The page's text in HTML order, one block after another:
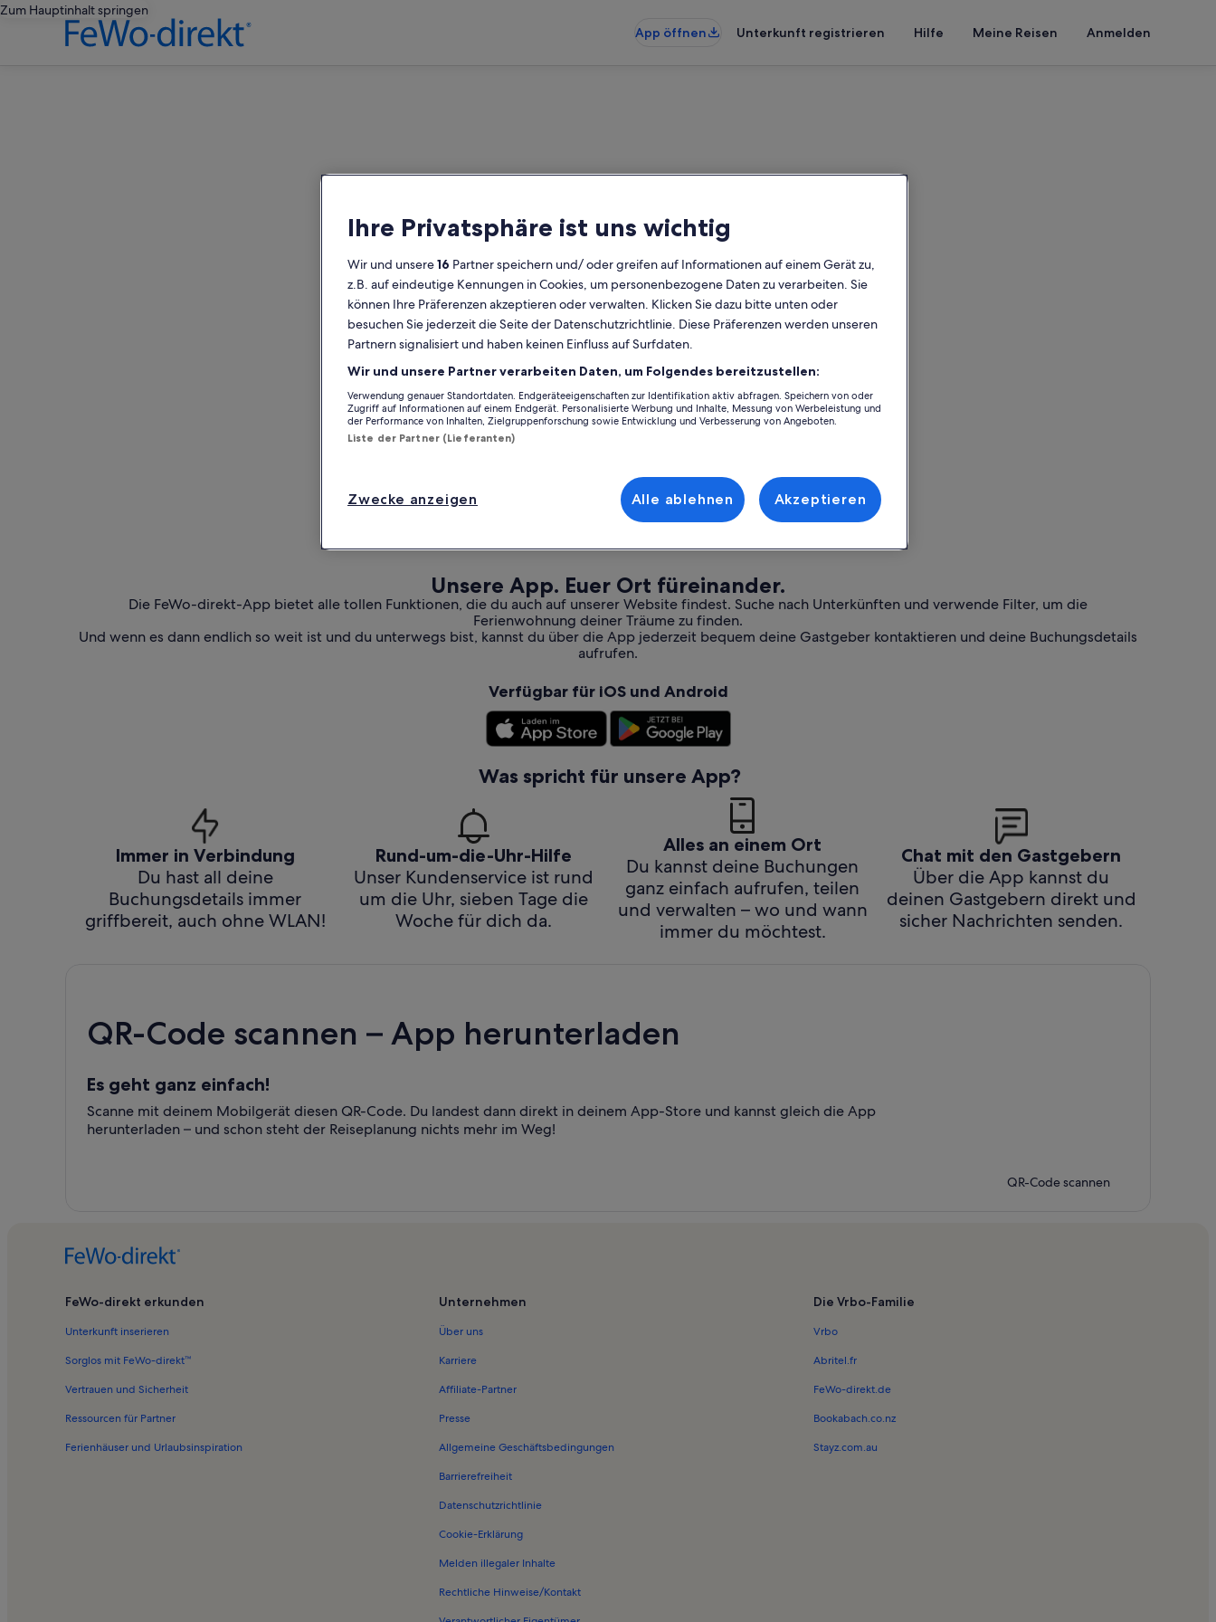
Zum Hauptinhalt springen
App öffnen
Unterkunft registrieren Hilfe Meine Reisen Anmelden
Unsere App. Euer Ort füreinander.
Die FeWo-direkt-App bietet alle tollen Funktionen, die du auch auf unserer Website findest. Suche nach Unterkünften und verwende Filter, um die
Ferienwohnung deiner Träume zu finden.
Und wenn es dann endlich so weit ist und du unterwegs bist, kannst du über die App jederzeit bequem deine Gastgeber kontaktieren und deine Buchungsdetails
aufrufen.
Verfügbar für iOS und Android
Was spricht für unsere App?
Immer in Verbindung
Du hast all deine
Buchungsdetails immer
griffbereit, auch ohne WLAN!
Rund-um-die-Uhr-Hilfe
Unser Kundenservice ist rund
um die Uhr, sieben Tage die
Woche für dich da.
Alles an einem Ort
Du kannst deine Buchungen
ganz einfach aufrufen, teilen
und verwalten – wo und wann
immer du möchtest.
Chat mit den Gastgebern
Über die App kannst du
deinen Gastgebern direkt und
sicher Nachrichten senden.
QR-Code scannen – App herunterladen
Es geht ganz einfach!
Scanne mit deinem Mobilgerät diesen QR-Code. Du landest dann direkt in deinem App-Store und kannst gleich die App
herunterladen – und schon steht der Reiseplanung nichts mehr im Weg!
QR-Code scannen
FeWo-direkt erkunden
Unterkunft inserieren
Sorglos mit FeWo-direkt™
Vertrauen und Sicherheit
Ressourcen für Partner
Ferienhäuser und Urlaubsinspiration
Unternehmen
Über uns
Karriere
Affiliate-Partner
Presse
Allgemeine Geschäftsbedingungen
Barrierefreiheit
Datenschutzrichtlinie
Cookie-Erklärung
Melden illegaler Inhalte
Rechtliche Hinweise/Kontakt
Die Vrbo-Familie
Vrbo
Abritel.fr
FeWo-direkt.de
Bookabach.co.nz
Stayz.com.au
Ihre Privatsphäre ist uns wichtig
Wir und unsere16 Partner speichern und/ oder greifen auf Informationen auf einem Gerät zu,
z.B. auf eindeutige Kennungen in Cookies, um personenbezogene Daten zu verarbeiten. Sie
können Ihre Präferenzen akzeptieren oder verwalten. Klicken Sie dazu bitte unten oder
besuchen Sie jederzeit die Seite der Datenschutzrichtlinie. Diese Präferenzen werden unseren
Partnern signalisiert und haben keinen Einfluss auf Surfdaten.
Wir und unsere Partner verarbeiten Daten, um Folgendes bereitzustellen:
Verwendung genauer Standortdaten. Endgeräteeigenschaften zur Identifikation aktiv abfragen. Speichern von oder
Zugriff auf Informationen auf einem Endgerät. Personalisierte Werbung und Inhalte, Messung von Werbeleistung und
der Performance von Inhalten, Zielgruppenforschung sowie Entwicklung und Verbesserung von Angeboten.
Liste der Partner (Lieferanten)
Zwecke anzeigen Alle ablehnen Akzeptieren